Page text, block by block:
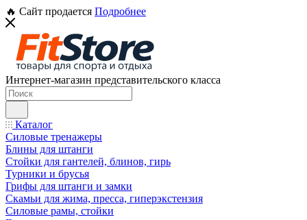
🔥 Сайт продается Подробнее
Интернет-магазин представительского класса
Каталог
Силовые тренажеры
Блины для штанги
Стойки для гантелей, блинов, гирь
Турники и брусья
Грифы для штанги и замки
Скамьи для жима, пресса, гиперэкстензия
Силовые рамы, стойки